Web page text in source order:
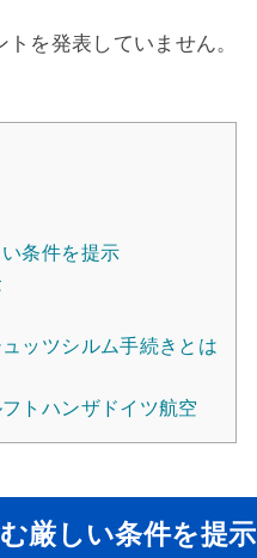
を発表していません。
条件を提示
ッツシルム手続きとは
トハンザドイツ航空
厳しい条件を提示